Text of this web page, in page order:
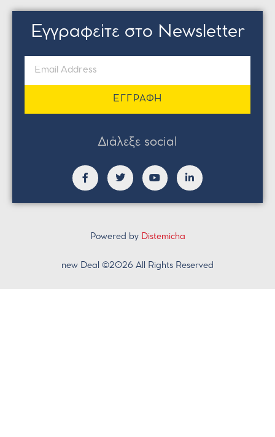
Εγγραφείτε στο Newsletter
ΕΓΓΡΑΦΗ
Διάλεξε social
Powered by Distemicha
new Deal ©2026 All Rights Reserved